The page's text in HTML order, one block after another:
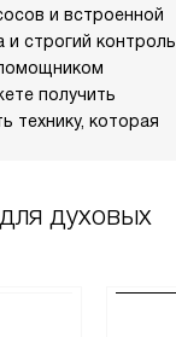
и встроенной
и строгий контроль
получить
технику, которая
духовых